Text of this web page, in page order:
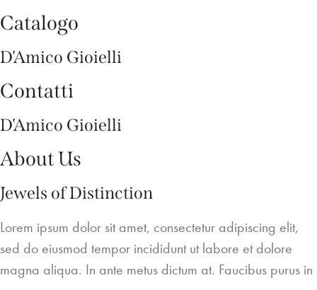
Catalogo
D'Amico Gioielli
Contatti
D'Amico Gioielli
About Us
Jewels of Distinction
Lorem ipsum dolor sit amet, consectetur adipiscing elit,
sed do eiusmod tempor incididunt ut labore et dolore
magna aliqua. In ante metus dictum at. Faucibus purus in